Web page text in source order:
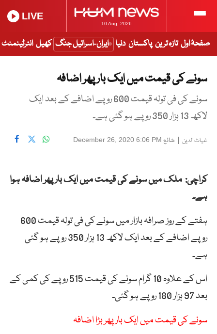
10 Aug, 2026
LIVE
صفحۂ اول تازہ ترین پاکستان دنیا ایران-اسرائیل جنگ کھیل انٹرٹینمنٹ
سونے کی قیمت میں ایک بار پھر اضافہ
سونے کی فی تولہ قیمت 600 روپے اضافے کے بعد ایک
لاکھ 13 ہزار 350 روپے ہو گئی ہے۔
غیاث الدین | شائع December 26, 2020 6:06 PM
کراچی: ملک میں سونے کی قیمت میں ایک بار پھر اضافہ ہوا
ہے۔
ہفتے کے روز صرافہ بازار میں سونے کی فی تولہ قیمت 600
روپے اضافے کے بعد ایک لاکھ 13 ہزار 350 روپے ہو گئی
ہے۔
اس کے علاوہ 10 گرام سونے کی قیمت 515 روپے کی کمی کے
بعد 97 ہزار 180 روپے ہو گئی۔
سونے کی قیمت میں ایک بار پھر بڑا اضافہ